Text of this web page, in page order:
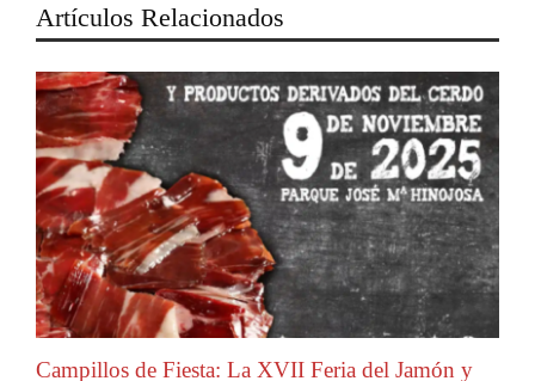
Artículos Relacionados
Campillos de Fiesta: La XVII Feria del Jamón y